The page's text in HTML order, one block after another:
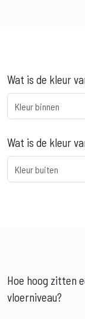
Wat is de kleur
Wat is de kleur
Hoe hoog zitten
vloerniveau?